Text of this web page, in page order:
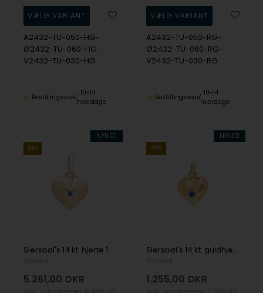
A2432-TU-050-HG-
Ø2432-TU-060-HG-
V2432-TU-030-HG
Bestillingsvare
10-14
hverdage
A2432-TU-050-RG-
Ø2432-TU-060-RG-
V2432-TU-030-RG
Bestillingsvare
10-14
hverdage
NYHED
19%
Siersbøl's 14 kt. hjerte 13 mm m/safir
5.261,00 DKR
NYHED
48%
Siersbøl's 14 kt. guldhjerte m/synt. safir 9mm
1.255,00 DKR